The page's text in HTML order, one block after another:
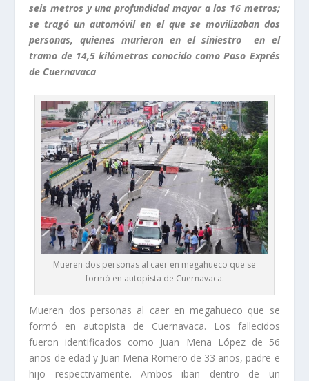
seis metros y una profundidad mayor a los 16 metros;
se tragó un automóvil en el que se movilizaban dos
personas, quienes murieron en el siniestro en el
tramo de 14,5 kilómetros conocido como Paso Exprés
de Cuernavaca
Mueren dos personas al caer en megahueco que se
formó en autopista de Cuernavaca.
Mueren dos personas al caer en megahueco que se
formó en autopista de Cuernavaca. Los fallecidos
fueron identificados como Juan Mena López de 56
años de edad y Juan Mena Romero de 33 años, padre e
hijo respectivamente. Ambos iban dentro de un